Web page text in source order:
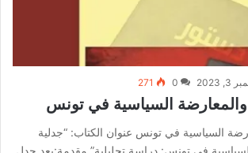
2023
0
271
السياسية في تونس
السياسية في تونس عنوان الكتاب: “جدلية
في تونس: دراسة تحليلية” مقدمة:يعد جدل